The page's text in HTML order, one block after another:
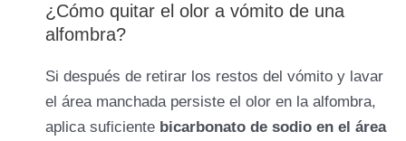
¿Cómo quitar el olor a vómito de una
alfombra?
Si después de retirar los restos del vómito y lavar
el área manchada persiste el olor en la alfombra,
aplica suficiente bicarbonato de sodio en el área